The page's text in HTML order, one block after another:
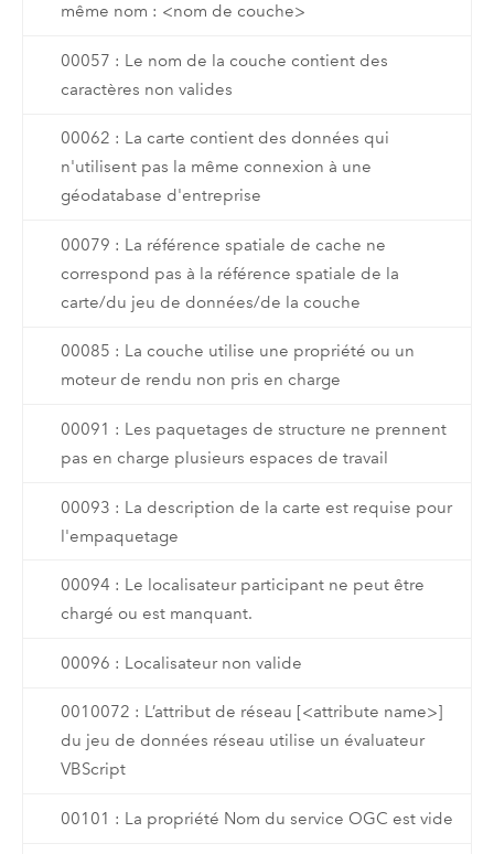
même nom : <nom de couche>
00057 : Le nom de la couche contient des
caractères non valides
00062 : La carte contient des données qui
n'utilisent pas la même connexion à une
géodatabase d'entreprise
00079 : La référence spatiale de cache ne
correspond pas à la référence spatiale de la
carte/du jeu de données/de la couche
00085 : La couche utilise une propriété ou un
moteur de rendu non pris en charge
00091 : Les paquetages de structure ne prennent
pas en charge plusieurs espaces de travail
00093 : La description de la carte est requise pour
l'empaquetage
00094 : Le localisateur participant ne peut être
chargé ou est manquant.
00096 : Localisateur non valide
0010072 : L’attribut de réseau [<attribute name>]
du jeu de données réseau utilise un évaluateur
VBScript
00101 : La propriété Nom du service OGC est vide